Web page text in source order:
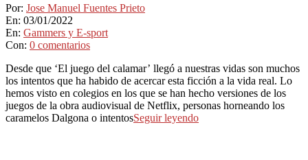
2022-
01-
03
Por: Jose Manuel Fuentes Prieto
En: 03/01/2022
En: Gammers y E-sport
Con: 0 comentarios
Desde que ‘El juego del calamar’ llegó a nuestras vidas son muchos
los intentos que ha habido de acercar esta ficción a la vida real. Lo
hemos visto en colegios en los que se han hecho versiones de los
juegos de la obra audiovisual de Netflix, personas horneando los
caramelos Dalgona o intentosSeguir leyendo